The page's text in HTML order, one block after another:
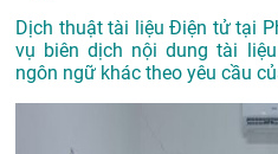
Dịch thuật tài liệu Điện tử tại
vụ biên dịch nội dung tài
ngôn ngữ khác theo yêu cầu